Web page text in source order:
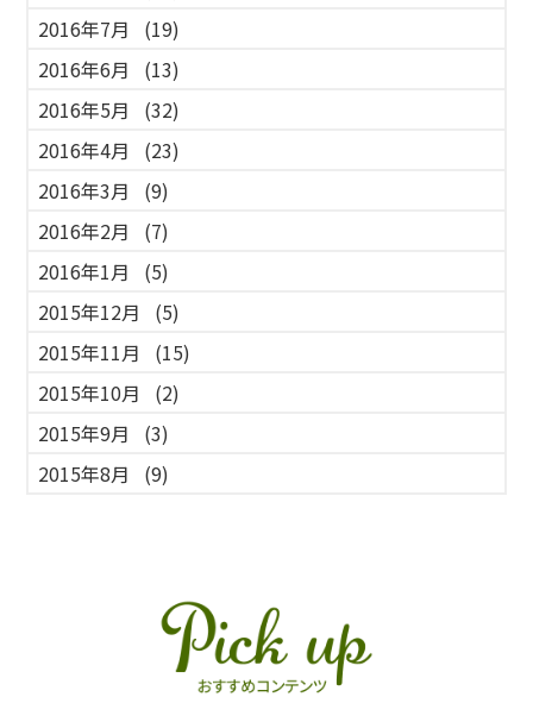
2016年7月
(19)
2016年6月
(13)
2016年5月
(32)
2016年4月
(23)
2016年3月
(9)
2016年2月
(7)
2016年1月
(5)
2015年12月
(5)
2015年11月
(15)
2015年10月
(2)
2015年9月
(3)
2015年8月
(9)